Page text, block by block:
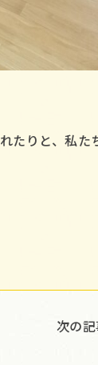
たりと、私た
次の